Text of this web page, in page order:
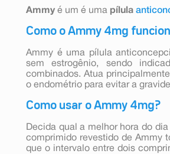
Ammy é um é uma pílula
Como o Ammy 4mg
Ammy é uma pílula
sem estrogênio, sendo
combinados. Atua
o endométrio para evitar a
Como usar o Ammy 4mg?
Decida qual a melhor hora do
comprimido revestido de Ammy
que o intervalo entre dois